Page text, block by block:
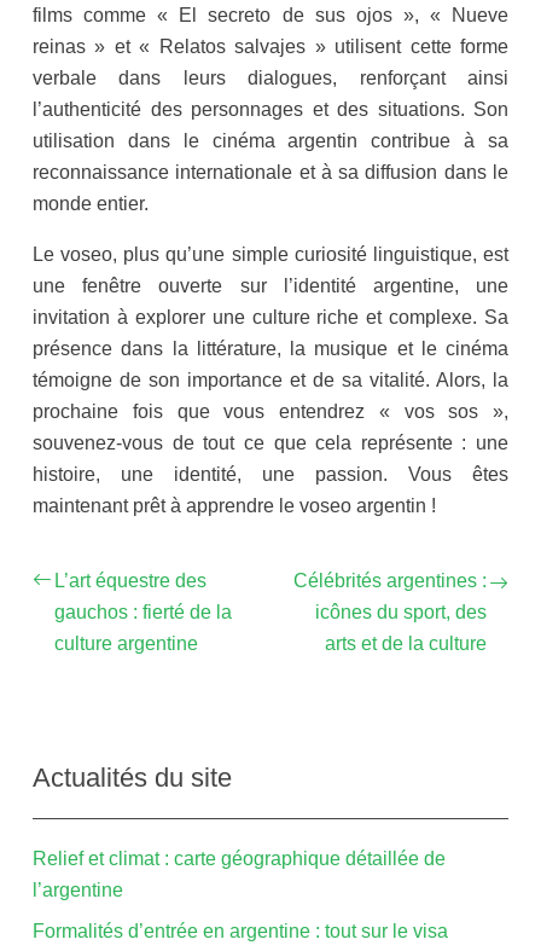
films comme « El secreto de sus ojos », « Nueve
reinas » et « Relatos salvajes » utilisent cette forme
verbale dans leurs dialogues, renforçant ainsi
l’authenticité des personnages et des situations. Son
utilisation dans le cinéma argentin contribue à sa
reconnaissance internationale et à sa diffusion dans le
monde entier.
Le voseo, plus qu’une simple curiosité linguistique, est
une fenêtre ouverte sur l’identité argentine, une
invitation à explorer une culture riche et complexe. Sa
présence dans la littérature, la musique et le cinéma
témoigne de son importance et de sa vitalité. Alors, la
prochaine fois que vous entendrez « vos sos »,
souvenez-vous de tout ce que cela représente : une
histoire, une identité, une passion. Vous êtes
maintenant prêt à apprendre le voseo argentin !
L’art équestre des
gauchos : fierté de la
culture argentine
Célébrités argentines :
icônes du sport, des
arts et de la culture
Actualités du site
Relief et climat : carte géographique détaillée de
l’argentine
Formalités d’entrée en argentine : tout sur le visa